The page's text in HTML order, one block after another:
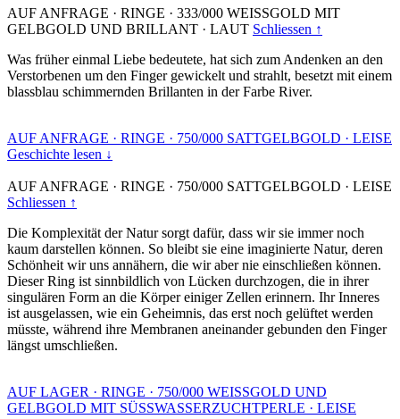
AUF ANFRAGE · RINGE · 333/000 WEISSGOLD MIT
GELBGOLD UND BRILLANT · LAUT Schliessen ↑
Was früher einmal Liebe bedeutete, hat sich zum Andenken an den
Verstorbenen um den Finger gewickelt und strahlt, besetzt mit einem
blassblau schimmernden Brillanten in der Farbe River.
AUF ANFRAGE · RINGE · 750/000 SATTGELBGOLD · LEISE
Geschichte lesen ↓
AUF ANFRAGE · RINGE · 750/000 SATTGELBGOLD · LEISE
Schliessen ↑
Die Komplexität der Natur sorgt dafür, dass wir sie immer noch
kaum darstellen können. So bleibt sie eine imaginierte Natur, deren
Schönheit wir uns annähern, die wir aber nie einschließen können.
Dieser Ring ist sinnbildlich von Lücken durchzogen, die in ihrer
singulären Form an die Körper einiger Zellen erinnern. Ihr Inneres
ist ausgelassen, wie ein Geheimnis, das erst noch gelüftet werden
müsste, während ihre Membranen aneinander gebunden den Finger
längst umschließen.
AUF LAGER · RINGE · 750/000 WEISSGOLD UND
GELBGOLD MIT SÜSSWASSERZUCHTPERLE · LEISE